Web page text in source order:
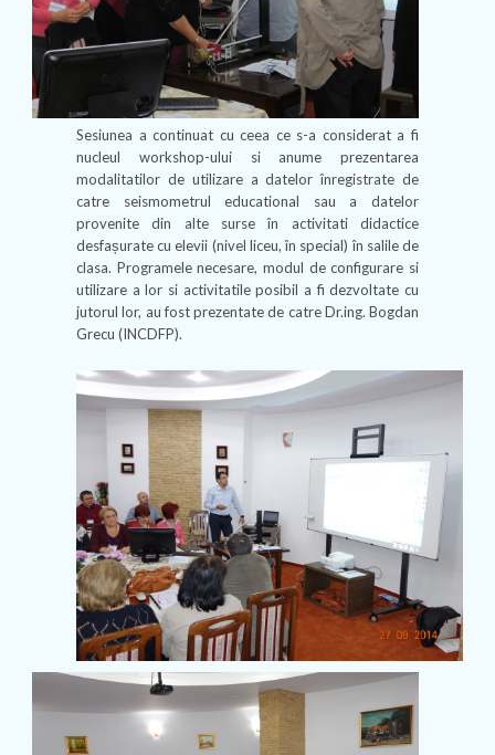
Sesiunea a continuat cu ceea ce s-a considerat a fi
nucleul workshop-ului si anume prezentarea
modalitatilor de utilizare a datelor înregistrate de
catre seismometrul educational sau a datelor
provenite din alte surse în activitati didactice
desfașurate cu elevii (nivel liceu, în special) în salile de
clasa. Programele necesare, modul de configurare si
utilizare a lor si activitatile posibil a fi dezvoltate cu
jutorul lor, au fost prezentate de catre Dr.ing. Bogdan
Grecu (INCDFP).